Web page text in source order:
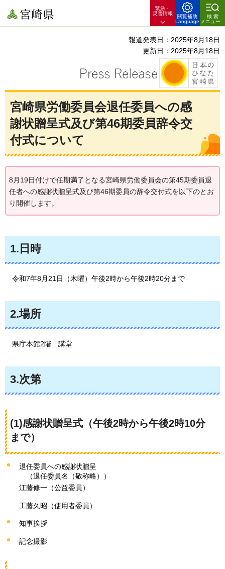
宮崎県
緊急・
災害情報
閲覧補助
Language
検索
メニュー
報道発表日：2025年8月18日
更新日：2025年8月18日
宮崎県労働委員会退任委員への感
謝状贈呈式及び第46期委員辞令交
付式について
8月19日付けで任期満了となる宮崎県労働委員会の第45期委員退
任者への感謝状贈呈式及び第46期委員の辞令交付式を以下のとお
り開催します。
1.日時
令和7年8月21日（木曜）午後2時から午後2時20分まで
2.場所
県庁本館2階 講堂
3.次第
(1)感謝状贈呈式（午後2時から午後2時10分
まで）
退任委員への感謝状贈呈
（退任委員名（敬称略））
江藤修一（公益委員）
工藤久昭（使用者委員）
知事挨拶
記念撮影